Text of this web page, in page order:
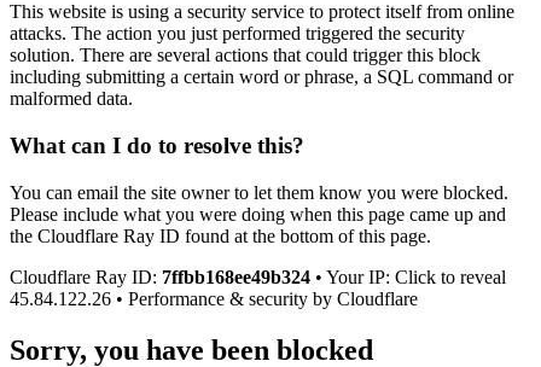
This website is using a security service to protect itself from online
attacks. The action you just performed triggered the security
solution. There are several actions that could trigger this block
including submitting a certain word or phrase, a SQL command or
malformed data.
What can I do to resolve this?
You can email the site owner to let them know you were blocked.
Please include what you were doing when this page came up and
the Cloudflare Ray ID found at the bottom of this page.
Cloudflare Ray ID: 7ffbb168ee49b324 • Your IP: Click to reveal
45.84.122.26 • Performance & security by Cloudflare
Sorry, you have been blocked